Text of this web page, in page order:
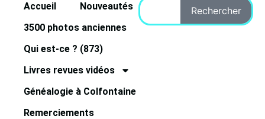
Accueil
Nouveautés
3500 photos anciennes
Qui est-ce ? (873)
Livres revues vidéos
Généalogie à Colfontaine
Remerciements
Rechercher